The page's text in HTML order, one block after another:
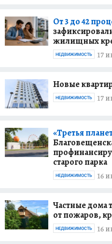
От 3 до 42
жилищных
17
НЕДВИЖИМОСТЬ
Новые
17
НЕДВИЖИМОСТЬ
«Третья
старого парка
16
НЕДВИЖИМОСТЬ
Частные дома
от пожаров,
16
НЕДВИЖИМОСТЬ